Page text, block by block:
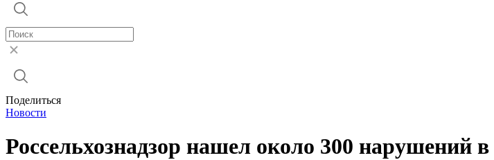
Поделиться
Новости
Россельхознадзор нашел около 300 нарушений